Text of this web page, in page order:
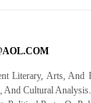
Literary, Arts, And
And Cultural Analysis.